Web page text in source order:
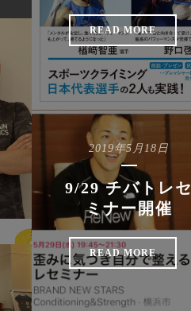
READ MORE
2019年5月18日
9/29 チバトレセ
ミナー開催
READ MORE